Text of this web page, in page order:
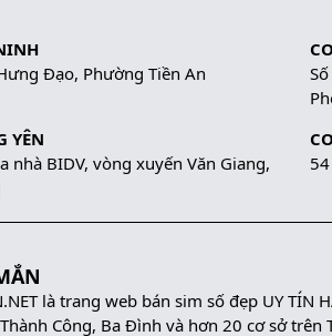
Đạo, Phường Tiền An
YÊN
nhà BIDV, vòng xuyến Văn Giang,
là trang web bán sim số đẹp UY
Công, Ba Đình và hơn 20 cơ sở trên